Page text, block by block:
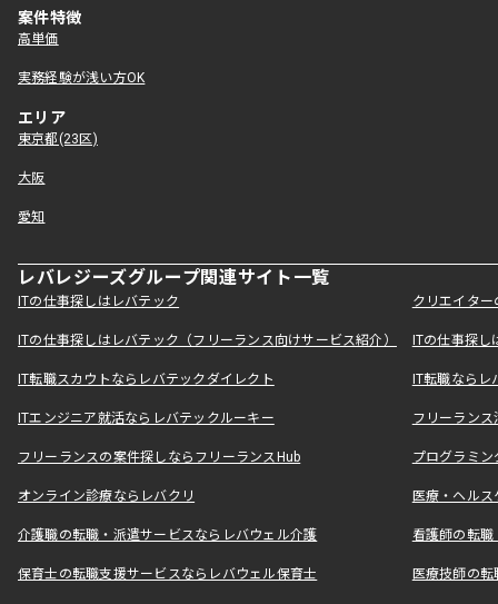
案件特徴
高単価
実務経験が浅い方OK
エリア
東京都(23区)
大阪
愛知
レバレジーズグループ関連サイト一覧
ITの仕事探しはレバテック クリエイタ
ITの仕事探しはレバテック（フリーランス向けサービス紹介） ITの仕事探
IT転職スカウトならレバテックダイレクト IT転職なら
ITエンジニア就活ならレバテックルーキー フリーラン
フリーランスの案件探しならフリーランスHub プログラミ
オンライン診療ならレバクリ 医療・ヘル
介護職の転職・派遣サービスならレバウェル介護 看護師の転
保育士の転職支援サービスならレバウェル保育士 医療技師の